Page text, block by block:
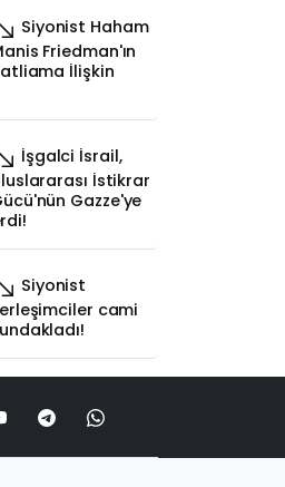
Siyonist Haham
Friedman'ın
İlişkin
İşgalci İsrail,
İstikrar
Gazze'ye
Siyonist
cami